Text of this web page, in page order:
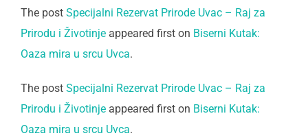
The post Specijalni Rezervat Prirode Uvac – Raj za
Prirodu i Životinje appeared first on Biserni Kutak:
Oaza mira u srcu Uvca.
The post Specijalni Rezervat Prirode Uvac – Raj za
Prirodu i Životinje appeared first on Biserni Kutak:
Oaza mira u srcu Uvca.